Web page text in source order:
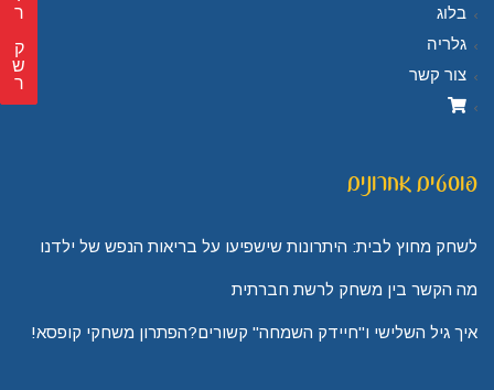
בלוג
גלריה
צור קשר
פוסטים אחרונים
לשחק מחוץ לבית: היתרונות שישפיעו על בריאות הנפש של ילדנו
מה הקשר בין משחק לרשת חברתית
איך גיל השלישי ו"חיידק השמחה" קשורים?הפתרון משחקי קופסא!
ר
ק
ש
ר